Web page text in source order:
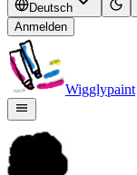
Deutsch
Anmelden
Wigglypaint